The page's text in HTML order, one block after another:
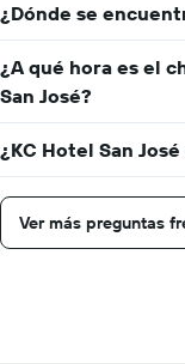
gráfico
muestra
1
eje
Y
que
indica
el
precio
promedio
¿Dónde se
¿A qué hora es el
San José?
¿KC Hotel San
Ver más preguntas